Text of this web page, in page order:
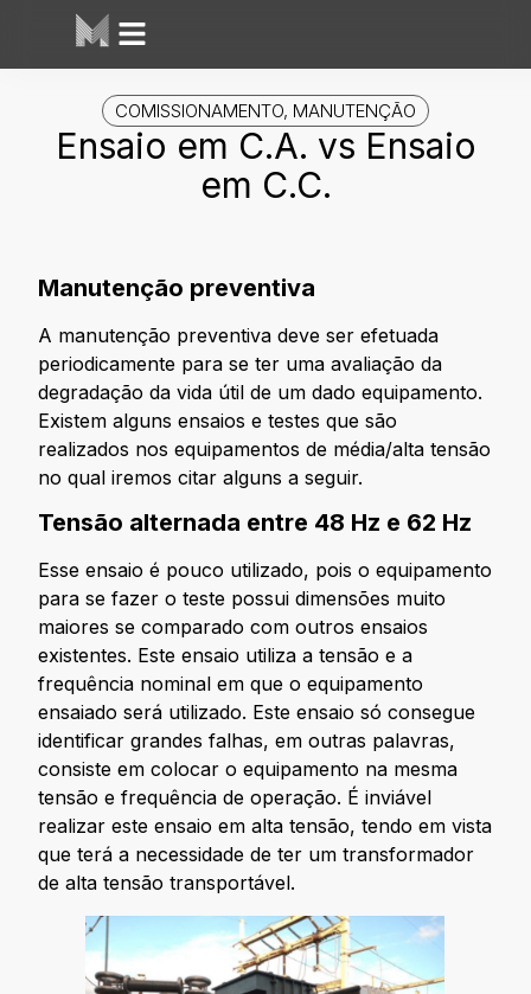
COMISSIONAMENTO, MANUTENÇÃO
Ensaio em C.A. vs Ensaio
em C.C.
Manutenção preventiva
A manutenção preventiva deve ser efetuada
periodicamente para se ter uma avaliação da
degradação da vida útil de um dado equipamento.
Existem alguns ensaios e testes que são
realizados nos equipamentos de média/alta tensão
no qual iremos citar alguns a seguir.
Tensão alternada entre 48 Hz e 62 Hz
Esse ensaio é pouco utilizado, pois o equipamento
para se fazer o teste possui dimensões muito
maiores se comparado com outros ensaios
existentes. Este ensaio utiliza a tensão e a
frequência nominal em que o equipamento
ensaiado será utilizado. Este ensaio só consegue
identificar grandes falhas, em outras palavras,
consiste em colocar o equipamento na mesma
tensão e frequência de operação. É inviável
realizar este ensaio em alta tensão, tendo em vista
que terá a necessidade de ter um transformador
de alta tensão transportável.